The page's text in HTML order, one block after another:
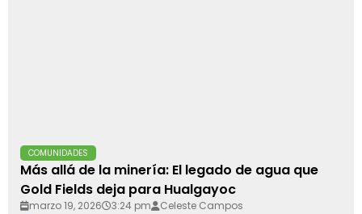
COMUNIDADES
Más allá de la minería: El legado de agua que
Gold Fields deja para Hualgayoc
marzo 19, 2026 3:24 pm Celeste Campos